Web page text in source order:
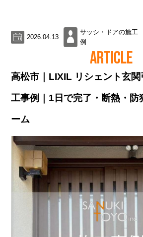
2026.04.13
サッシ・ドアの施工
例
ARTICLE
高松市｜LIXIL リシェント玄
工事例｜1日で完了・断熱・防
ーム